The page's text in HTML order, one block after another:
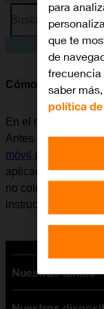
Busca por
Cómo utilizar
En el móvil se
Antes de utilizar
móvil para internet
aplicaciones va
no coincida
instrucción.
Nuestras tarifas
para
que te
de
frecuencia
saber
política